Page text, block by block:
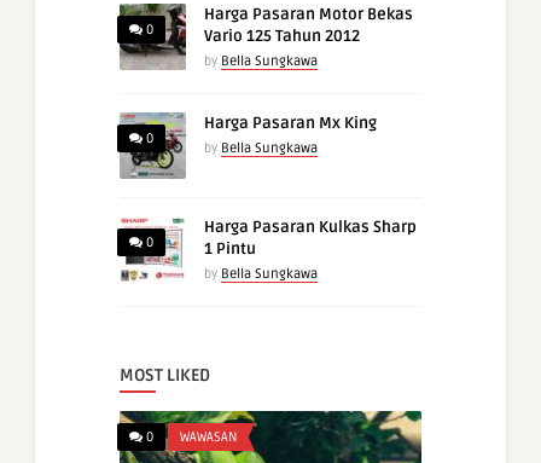
0
Harga Pasaran Motor Bekas
Vario 125 Tahun 2012
by Bella Sungkawa
0
Harga Pasaran Mx King
by Bella Sungkawa
0
Harga Pasaran Kulkas Sharp
1 Pintu
by Bella Sungkawa
MOST LIKED
0 WAWASAN